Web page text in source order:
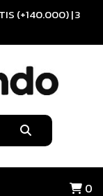
(+140.000) | 3
0